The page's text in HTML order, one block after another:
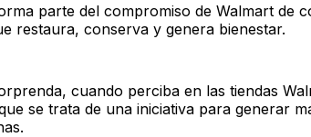
parte del compromiso de Walmart de
restaura, conserva y genera bienestar.
cuando perciba en las tiendas
se trata de una iniciativa para generar